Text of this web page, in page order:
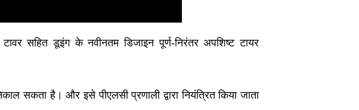
सहित डूइंग के नवीनतम डिजाइन पूर्ण-निरंतर अपशिष्ट टायर
सकता है। और इसे पीएलसी प्रणाली द्वारा नियंत्रित किया जाता